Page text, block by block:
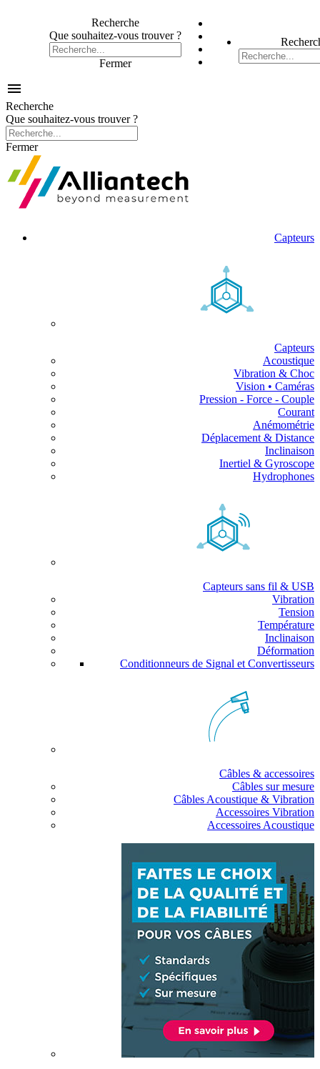
Recherche
Que souhaitez-vous trouver ?
Fermer

Recherche
Que souhaitez-vous trouver ?
Fermer
Capteurs
Capteurs
Acoustique
Vibration & Choc
Vision • Caméras
Pression - Force - Couple
Courant
Anémométrie
Déplacement & Distance
Inclinaison
Inertiel & Gyroscope
Hydrophones
Capteurs sans fil & USB
Vibration
Tension
Température
Inclinaison
Déformation
Conditionneurs de Signal et Convertisseurs
Câbles & accessoires
Câbles sur mesure
Câbles Acoustique & Vibration
Accessoires Vibration
Accessoires Acoustique